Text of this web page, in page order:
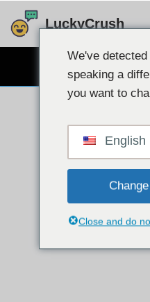
Vai
LuckyCrush
CHAT
We've
speaking a
you want to
English
Close and do